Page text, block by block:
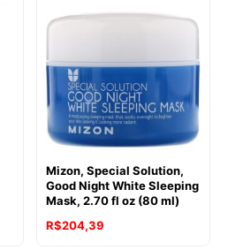
Mizon, Special Solution,
Good Night White Sleeping
Mask, 2.70 fl oz (80 ml)
R$204,39